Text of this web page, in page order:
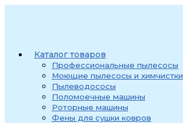
Каталог товаров
Профессиональные пылесосы
Моющие пылесосы и химчистки
Пылеводососы
Поломоечные машины
Роторные машины
Фены для сушки ковров